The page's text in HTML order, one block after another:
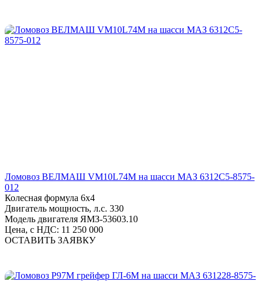
Ломовоз ВЕЛМАШ VM10L74M на шасси МАЗ 6312С5-8575-
012
Колесная формула 6х4
Двигатель мощность, л.с. 330
Модель двигателя ЯМЗ-53603.10
Цена, с НДС: 11 250 000
ОСТАВИТЬ ЗАЯВКУ